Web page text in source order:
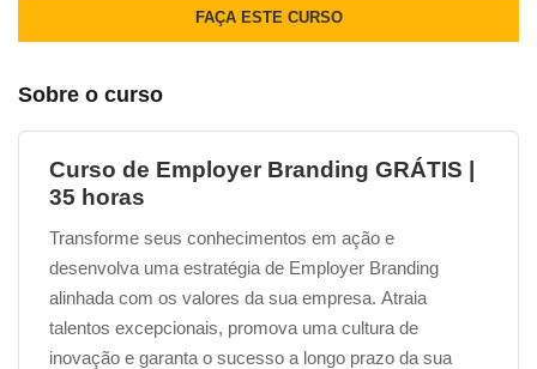
FAÇA ESTE CURSO
Sobre o curso
Curso de Employer Branding GRÁTIS |
35 horas
Transforme seus conhecimentos em ação e
desenvolva uma estratégia de Employer Branding
alinhada com os valores da sua empresa. Atraia
talentos excepcionais, promova uma cultura de
inovação e garanta o sucesso a longo prazo da sua